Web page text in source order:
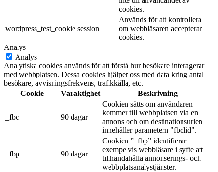
cookies.
wordpress_test_cookie session
Används för att kontrollera
om webbläsaren accepterar
cookies.
Analys
Analys
Analytiska cookies används för att förstå hur besökare interagerar
med webbplatsen. Dessa cookies hjälper oss med data kring antal
besökare, avvisningsfrekvens, trafikkälla, etc.
Cookie
Varaktighet Beskrivning
_fbc 90 dagar
Cookien sätts om användaren
kommer till webbplatsen via en
annons och om destinationsurlen
innehåller parametern "fbclid".
_fbp 90 dagar
Cookien ”_fbp” identifierar
exempelvis webbläsare i syfte att
tillhandahålla annonserings- och
webbplatsanalystjänster.